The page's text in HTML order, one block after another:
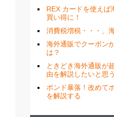
REX カードを使えば
買い得に！
消費税増税・・・、
海外通販でクーポン
は？
ときどき海外通販が
由を解説したいと思う
ポンド暴落！改めて
を解説する